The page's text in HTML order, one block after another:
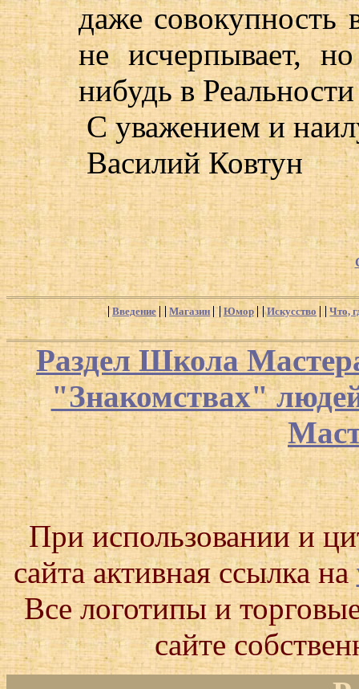
даже совокупность
не исчерпывает,
нибудь в Реальности
С уважением и
Василий Ковтун
Введение Магазин Юмор Искусство Что,
Раздел Школа
"Знакомствах"
При использовании и
сайта активная ссылка на
Все логотипы и
сайте